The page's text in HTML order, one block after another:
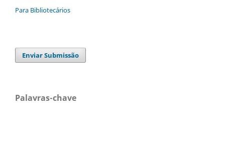
Para Bibliotecários
Enviar Submissão
Palavras-chave